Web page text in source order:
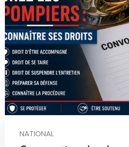
NATIONAL